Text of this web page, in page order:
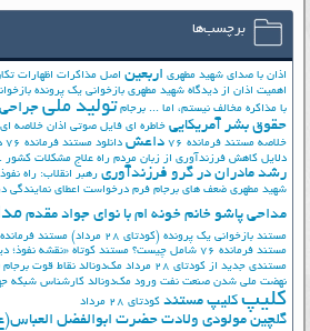
برچسب‌ها
اذان با صدای شهید مطهری اربعین اصل مذاکرات اظهارات
اهمیت اذان از دیدگاه شهید مطهری بازخوانی یک پرونده
با مذاکره مخالف نیستم، اما ... برجام تولید ملی جراحی
حقوق بشر آمریکایی خاطره ای فایل صوتی اذان خلاصه
خلاصه مستند فرمانده 76
داعش دانلود مستند فرمانده 76
دلایل کاهش فرزندآوری از زبان مردم راه علاج مشکلات کشور
رشد مادران در گرو فرزندآوری رهبر انقلاب: راه
شهید مطهری ضعف های برجام فرم درخواست اعطای نمایندگی
مداحی پاشو خانم خونه ام با نوای جواد مقدم
مستند بازخوانی یک پرونده (کودتای 28 مرداد)
مستند فرمانده 76
مستند فرمانده 76 شامل چیست؟
مستند کوتاه «نقشه نفوذ؛
مستندی جدید از کودتای 28 مرداد
مک‌دونالد نقاط قوت برجام
نهضت ملي شدن صنعت نفت ورود مک‌دونالد کارشناس شبکه
کلیپ کلیپ مستند کودتای 28 مرداد
گلچین مولودی ولادت حضرت ابوالفضل